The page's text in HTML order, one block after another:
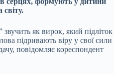
як вирок, який підліток
підривають віру у свої сили
повідомляє кореспондент